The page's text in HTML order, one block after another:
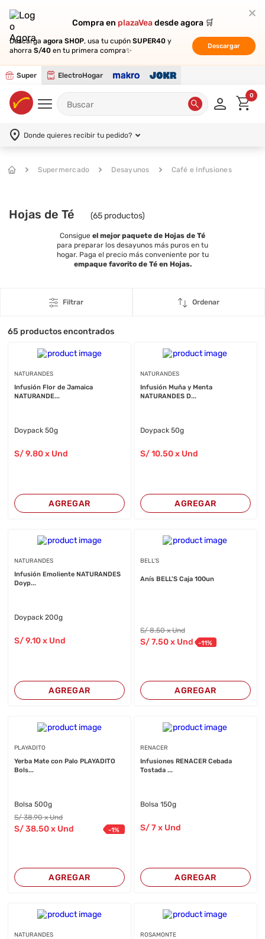
Compra en plazaVeadesde agora 🛒
Descarga agora SHOP, usa tu cupón SUPER40 y
ahorra S/40 en tu primera compra✨
Descargar
Super ElectroHogar
Compra en plazaVeadesde agora 🛒
Descarga agora SHOP, usa tu cupón SUPER40 y
ahorra S/40 en tu primera compra✨
Descargar
0
Donde quieres recibir tu pedido?
Supermercado Desayunos Café e Infusiones
Hojas de Té (65 productos)
Consigue el mejor paquete de Hojas de Té
para preparar los desayunos más puros en tu
hogar. Paga el precio más conveniente por tu
empaque favorito de Té en Hojas.
Filtrar Ordenar
65 productos encontrados
NATURANDES
Infusión Flor de Jamaica
NATURANDE...
Doypack 50g
S/9.80 x Und
AGREGAR
NATURANDES
Infusión Muña y Menta
NATURANDES D...
Doypack 50g
S/10.50x Und
AGREGAR
NATURANDES
Infusión Emoliente NATURANDES
Doyp...
Doypack 200g
S/9.10 x Und
AGREGAR
BELL'S
Anís BELL'S Caja 100un
S/8.50 x Und
S/7.50x Und -11%
AGREGAR
PLAYADITO
Yerba Mate con Palo PLAYADITO
Bols...
Bolsa 500g
S/38.90 x Und
S/38.50 x Und -1%
AGREGAR
RENACER
Infusiones RENACER Cebada
Tostada ...
Bolsa 150g
S/7x Und
AGREGAR
NATURANDES ROSAMONTE